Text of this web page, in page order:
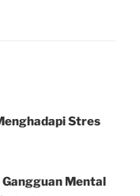
Stres
Mental